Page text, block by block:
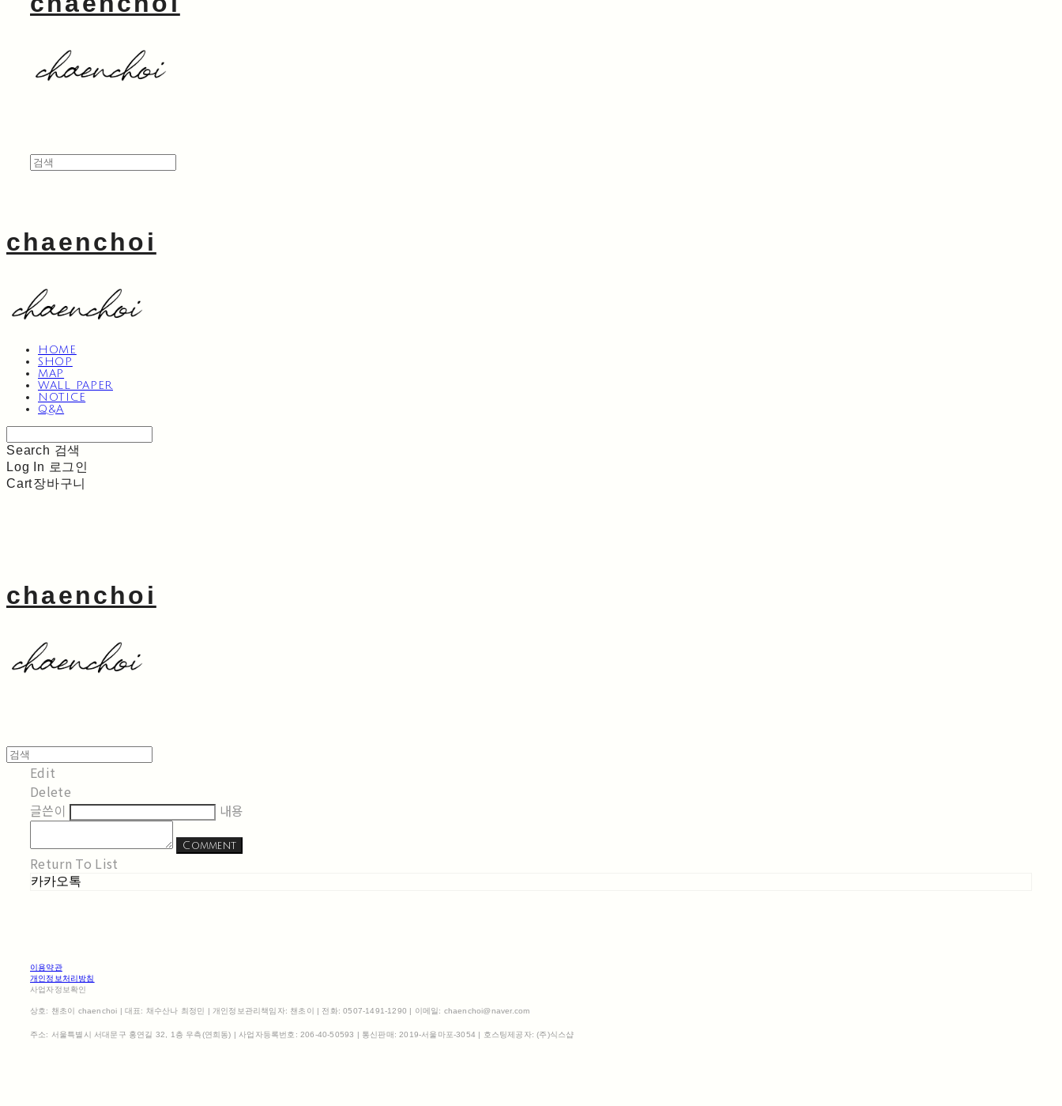
chaenchoi
HOME
SHOP
MAP
WALL PAPER
NOTICE
Q&A
Search 검색
Log In 로그인
Cart장바구니
chaenchoi
Edit
Delete
글쓴이
내용
Comment
Return To List
카카오톡
이용약관
개인정보처리방침
사업자정보확인
상호: 챈초이 chaenchoi | 대표: 채수산나 최정민 | 개인정보관리책임자: 챈초이 | 전화: 0507-1491-1290 | 이메일: chaenchoi@naver.com
주소: 서울특별시 서대문구 홍연길 32, 1층 우측(연희동) | 사업자등록번호: 206-40-50593 | 통신판매:2019-서울마포-3054 | 호스팅제공자: (주)식스샵